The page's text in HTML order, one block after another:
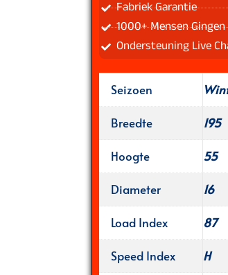
Fabriek Garantie
1000+ Mensen
Ondersteuning Live
Seizoen
Breedte
195
Hoogte
55
Diameter
16
Load Index
87
Speed Index
H